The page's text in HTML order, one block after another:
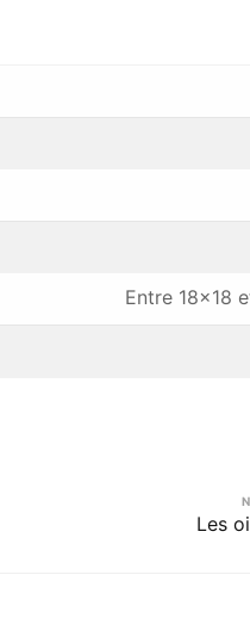
Entre 18×18
Les